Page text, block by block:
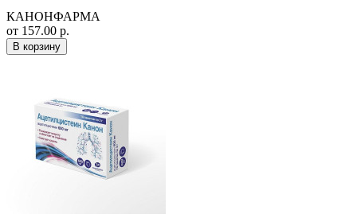
КАНОНФАРМА
от 157.00 р.
В корзину